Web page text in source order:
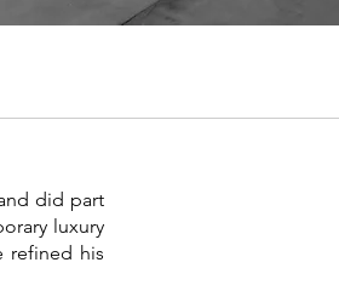
did part
luxury
refined his